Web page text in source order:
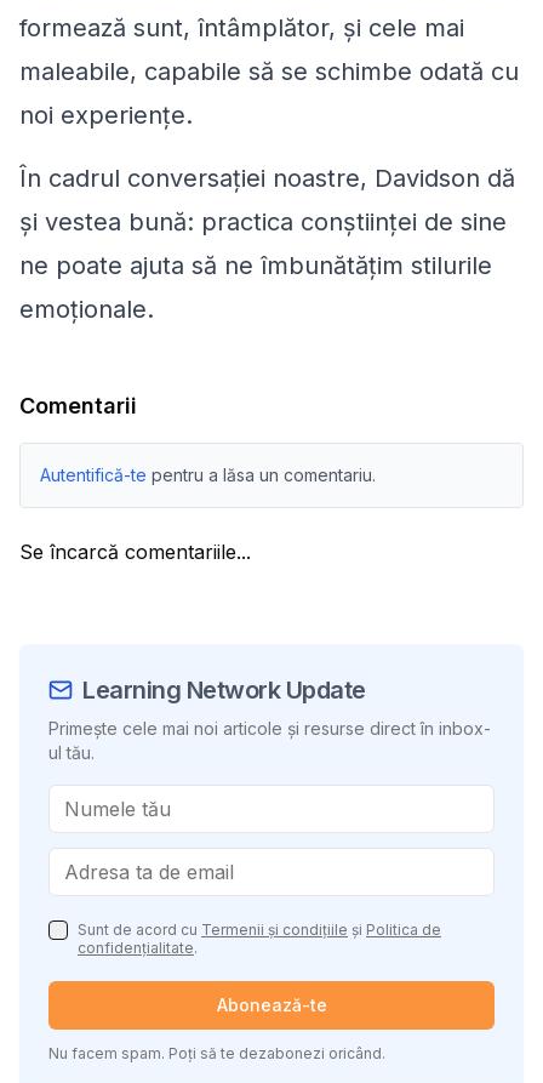
formează sunt, întâmplător, și cele mai
maleabile, capabile să se schimbe odată cu
noi experiențe.
În cadrul conversației noastre, Davidson dă
și vestea bună: practica conștiinței de sine
ne poate ajuta să ne îmbunătățim stilurile
emoționale.
Comentarii
Autentifică-te pentru a lăsa un comentariu.
Se încarcă comentariile...
Learning Network Update
Primește cele mai noi articole și resurse direct în inbox-
ul tău.
Sunt de acord cu Termenii și condițiile și Politica de
confidențialitate.
Abonează-te
Nu facem spam. Poți să te dezabonezi oricând.